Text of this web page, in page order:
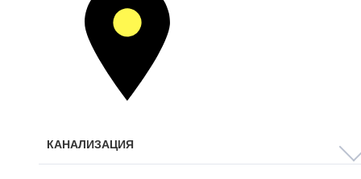
КАНАЛИЗАЦИЯ